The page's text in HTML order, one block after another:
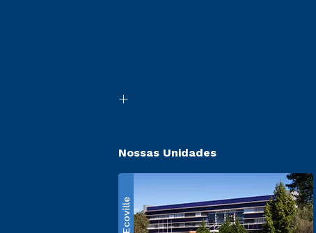
Nossas Unidades
Ecoville